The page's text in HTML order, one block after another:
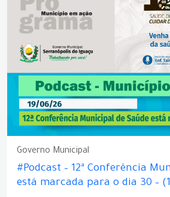
Governo Municipal
#Podcast – 12ª Conferência
está marcada para o dia 30 –